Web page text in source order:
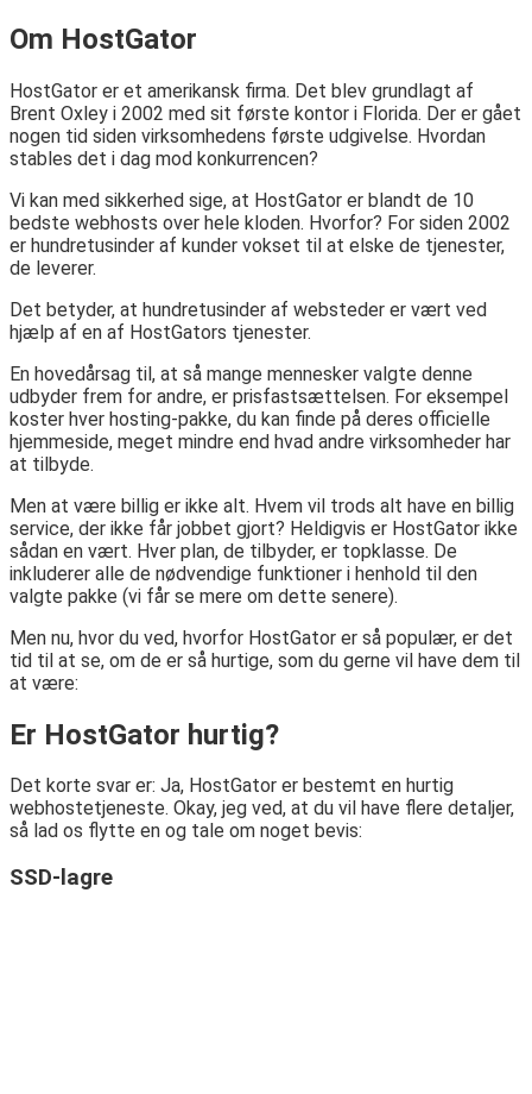
Om HostGator
HostGator er et amerikansk firma. Det blev grundlagt af
Brent Oxley i 2002 med sit første kontor i Florida. Der er gået
nogen tid siden virksomhedens første udgivelse. Hvordan
stables det i dag mod konkurrencen?
Vi kan med sikkerhed sige, at HostGator er blandt de 10
bedste webhosts over hele kloden. Hvorfor? For siden 2002
er hundretusinder af kunder vokset til at elske de tjenester,
de leverer.
Det betyder, at hundretusinder af websteder er vært ved
hjælp af en af ​​HostGators tjenester.
En hovedårsag til, at så mange mennesker valgte denne
udbyder frem for andre, er prisfastsættelsen. For eksempel
koster hver hosting-pakke, du kan finde på deres officielle
hjemmeside, meget mindre end hvad andre virksomheder har
at tilbyde.
Men at være billig er ikke alt. Hvem vil trods alt have en billig
service, der ikke får jobbet gjort? Heldigvis er HostGator ikke
sådan en vært. Hver plan, de tilbyder, er topklasse. De
inkluderer alle de nødvendige funktioner i henhold til den
valgte pakke (vi får se mere om dette senere).
Men nu, hvor du ved, hvorfor HostGator er så populær, er det
tid til at se, om de er så hurtige, som du gerne vil have dem til
at være:
Er HostGator hurtig?
Det korte svar er: Ja, HostGator er bestemt en hurtig
webhostetjeneste. Okay, jeg ved, at du vil have flere detaljer,
så lad os flytte en og tale om noget bevis:
SSD-lagre